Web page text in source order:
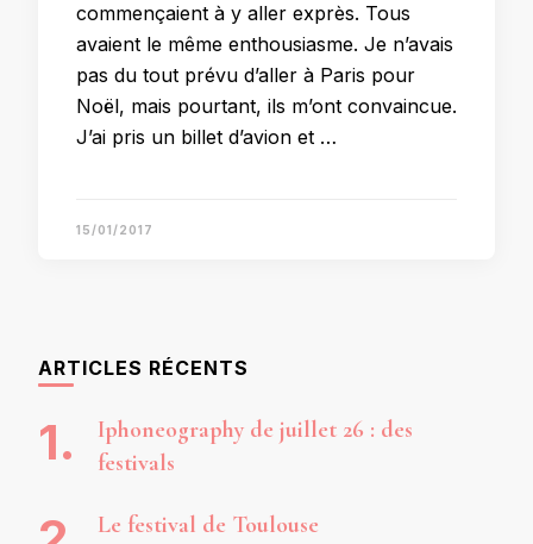
commençaient à y aller exprès. Tous
avaient le même enthousiasme. Je n’avais
pas du tout prévu d’aller à Paris pour
Noël, mais pourtant, ils m’ont convaincue.
J’ai pris un billet d’avion et …
15/01/2017
ARTICLES RÉCENTS
Iphoneography de juillet 26 : des
festivals
Le festival de Toulouse